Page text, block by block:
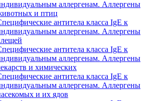
аллергенам. Аллергены
и птиц
антитела класса IgE к
аллергенам. Аллергены
антитела класса IgE к
аллергенам. Аллергены
и химических
антитела класса IgE к
аллергенам. Аллергены
и их ядов